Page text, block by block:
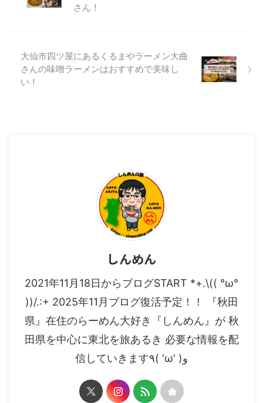
プンしました予告通りの貝出汁ラ
ます。 貝麺ほてやさん らーめん
屋さんの場所 横手市前郷という
地域 ...
さん！
大仙市四ツ屋にあるくるまやラーメン大曲
さんの味噌ラーメンはおすすめで美味し
い！
しんめん
2021年11月18日からブログSTART *+.\(( °ω°
))/.:+ 2025年11月ブログ復活予定！！ 『秋田
県』在住のらーめん大好き『しんめん』が 秋
田県を中心に東北を旅あるき 必要な情報を配
信していきます٩( 'ω' )و